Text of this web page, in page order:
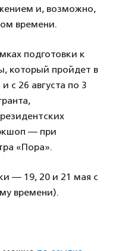
и, возможно,
времени.
подготовки к
который пройдет в
с 26 августа по 3
— при
«Пора».
— 19, 20 и 21 мая с
времени).